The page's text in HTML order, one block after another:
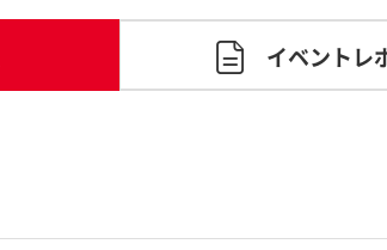
イベントレ